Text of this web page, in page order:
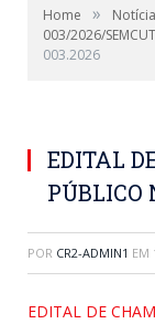
Home »
003/2026/SEMCUT
003.2026
EDITAL
PÚBLICO
POR CR2-ADMIN1 EM
EDITAL DE